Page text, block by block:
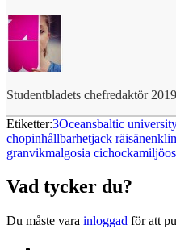
Studentbladets chefredaktör 2019
Etiketter:3Oceansbaltic
chopinhållbarhetjack räisänen
granvikmalgosia cichockamiljö
Vad tycker du?
Du måste vara inloggad för att